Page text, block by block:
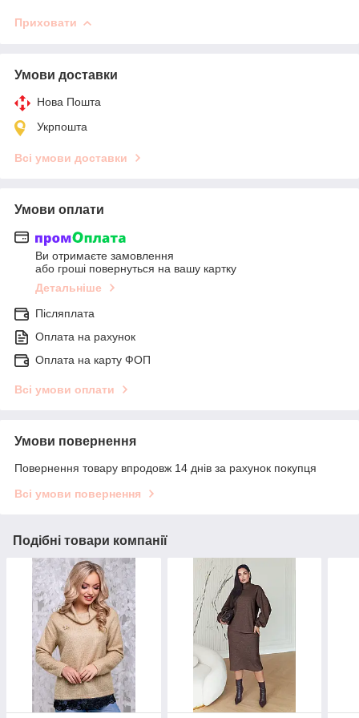
Приховати
Умови доставки
Нова Пошта
Укрпошта
Всі умови доставки
Умови оплати
Ви отримаєте замовлення
або гроші повернуться на вашу картку
Детальніше
Післяплата
Оплата на рахунок
Оплата на карту ФОП
Всі умови оплати
Умови повернення
Повернення товару впродовж 14 днів за рахунок покупця
Всі умови повернення
Подібні товари компанії